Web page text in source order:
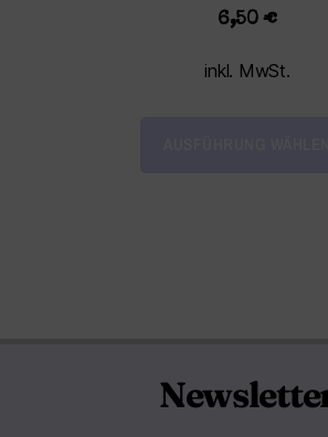
6,50€
inkl. MwSt.